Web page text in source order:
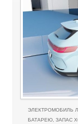
ЭЛЕКТРОМОБИЛЬ
БАТАРЕЮ, ЗАПАС